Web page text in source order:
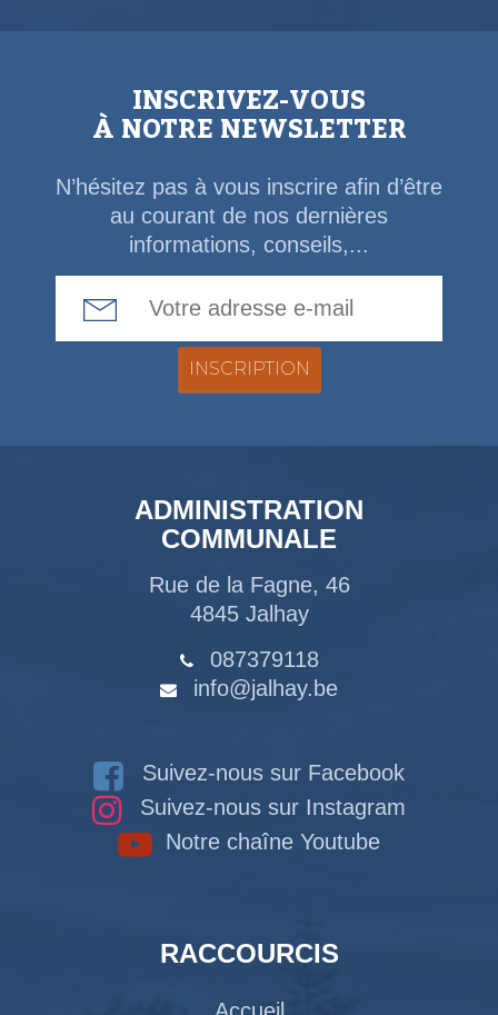
INSCRIVEZ-VOUS
À NOTRE NEWSLETTER
N’hésitez pas à vous inscrire afin d’être
au courant de nos dernières
informations, conseils,...
ADMINISTRATION
COMMUNALE
Rue de la Fagne, 46
4845 Jalhay
087379118
info@jalhay.be
Suivez-nous sur Facebook
Suivez-nous sur Instagram
Notre chaîne Youtube
RACCOURCIS
Accueil